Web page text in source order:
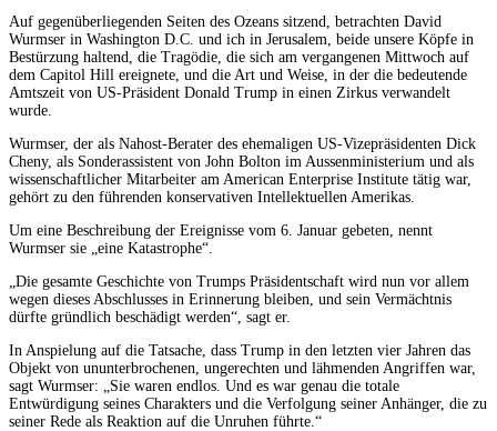
Auf gegenüberliegenden Seiten des Ozeans sitzend, betrachten David
Wurmser in Washington D.C. und ich in Jerusalem, beide unsere Köpfe in
Bestürzung haltend, die Tragödie, die sich am vergangenen Mittwoch auf
dem Capitol Hill ereignete, und die Art und Weise, in der die bedeutende
Amtszeit von US-Präsident Donald Trump in einen Zirkus verwandelt
wurde.
Wurmser, der als Nahost-Berater des ehemaligen US-Vizepräsidenten Dick
Cheny, als Sonderassistent von John Bolton im Aussenministerium und als
wissenschaftlicher Mitarbeiter am American Enterprise Institute tätig war,
gehört zu den führenden konservativen Intellektuellen Amerikas.
Um eine Beschreibung der Ereignisse vom 6. Januar gebeten, nennt
Wurmser sie „eine Katastrophe“.
„Die gesamte Geschichte von Trumps Präsidentschaft wird nun vor allem
wegen dieses Abschlusses in Erinnerung bleiben, und sein Vermächtnis
dürfte gründlich beschädigt werden“, sagt er.
In Anspielung auf die Tatsache, dass Trump in den letzten vier Jahren das
Objekt von ununterbrochenen, ungerechten und lähmenden Angriffen war,
sagt Wurmser: „Sie waren endlos. Und es war genau die totale
Entwürdigung seines Charakters und die Verfolgung seiner Anhänger, die zu
seiner Rede als Reaktion auf die Unruhen führte.“